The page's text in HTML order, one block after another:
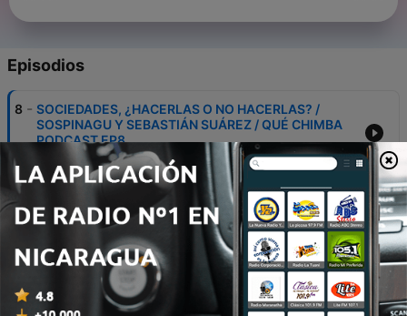
Episodios
8 - SOCIEDADES, ¿HACERLAS O NO HACERLAS? /
SOSPINAGU Y SEBASTIÁN SUÁREZ / QUÉ CHIMBA
PODCAST EP8
15 oct. 2023
7
UNA CHARLA CON SOSPINAGU / QUE CHIMBA
PODCAST EP 7
6 - VIEJOS Y NUEVOS PARADIGMAS CON EL PROFE /
QUE CHIMBA PODCAST / EPISODIO 6
01 oct. 2023